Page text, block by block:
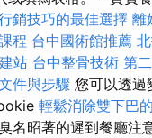
銷技巧的最佳選擇 離
程 台中國術館推薦
站 台中整骨技術 第
件與步驟 您可以透過
輕鬆消除雙下巴
名昭著的遲到餐廳